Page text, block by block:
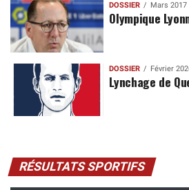
DOSSIER Mars 2017
Olympique
DOSSIER Février
Lynchage de
RÉSULTATS SPORTIFS